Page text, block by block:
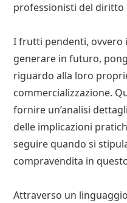
professionisti del diritto
I frutti pendenti, ovvero
generare in futuro,
riguardo alla loro
commercializzazione.
fornire un’analisi
delle implicazioni
seguire quando si
compravendita in
Attraverso un